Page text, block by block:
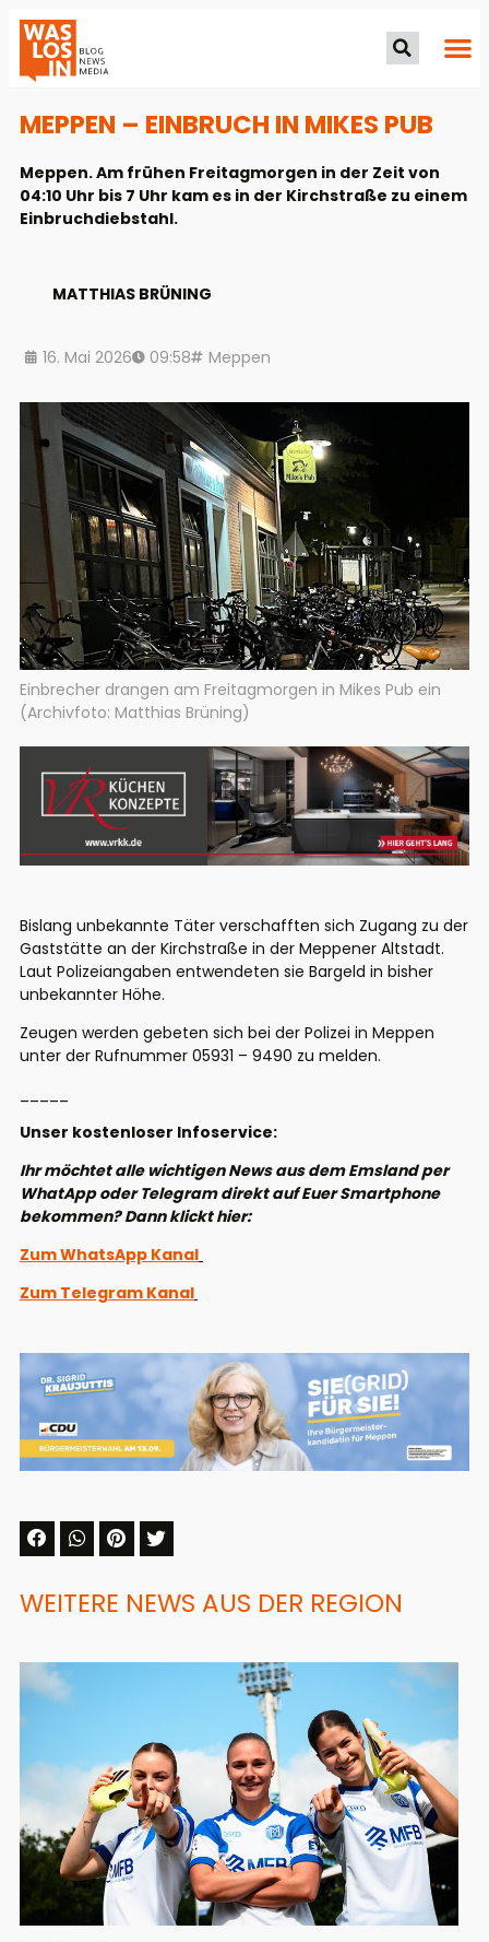
MEPPEN – EINBRUCH IN MIKES PUB
Meppen. Am frühen Freitagmorgen in der Zeit von
04:10 Uhr bis 7 Uhr kam es in der Kirchstraße zu einem
Einbruchdiebstahl.
MATTHIAS BRÜNING
16. Mai 2026 09:58 Meppen
Einbrecher drangen am Freitagmorgen in Mikes Pub ein
(Archivfoto: Matthias Brüning)
Bislang unbekannte Täter verschafften sich Zugang zu der
Gaststätte an der Kirchstraße in der Meppener Altstadt.
Laut Polizeiangaben entwendeten sie Bargeld in bisher
unbekannter Höhe.
Zeugen werden gebeten sich bei der Polizei in Meppen
unter der Rufnummer 05931 – 9490 zu melden.
Unser kostenloser Infoservice:
Ihr möchtet alle wichtigen News aus dem Emsland per
WhatApp oder Telegram direkt auf Euer Smartphone
bekommen? Dann klickt hier:
Zum WhatsApp Kanal
Zum Telegram Kanal
WEITERE NEWS AUS DER REGION